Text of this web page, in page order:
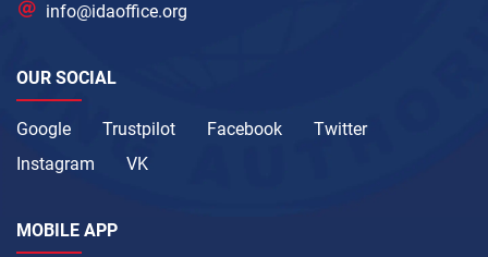
info@idaoffice.org
OUR SOCIAL
Google Trustpilot Facebook
Twitter
Instagram
VK
MOBILE APP